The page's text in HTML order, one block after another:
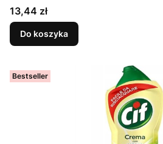
Cena
13,44 zł
Do koszyka
Bestseller